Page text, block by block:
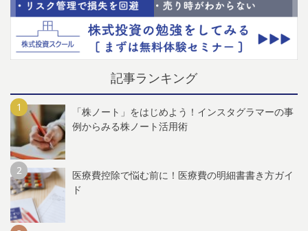
記事ランキング
「株ノート」をはじめよう！インスタグラマーの事
例からみる株ノート活用術
医療費控除で悩む前に！医療費の明細書書き方ガイ
ド